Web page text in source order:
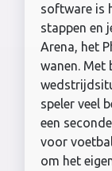
software is
stappen en
Arena, het
wanen. Met
speler veel
een
voor
om het